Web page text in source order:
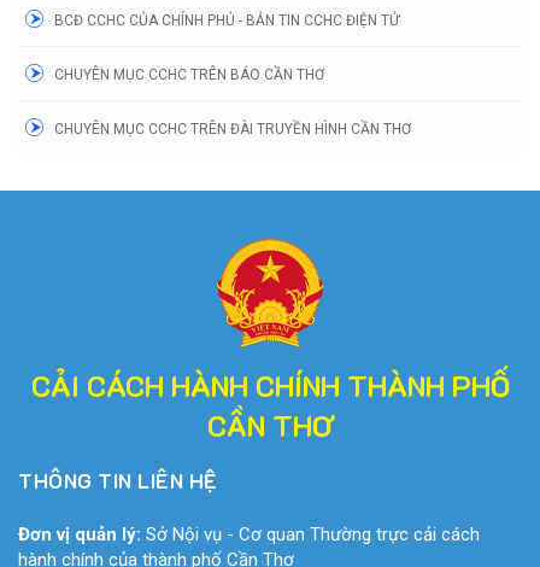
BCĐ CCHC CỦA CHÍNH PHỦ - BẢN TIN CCHC ĐIỆN TỬ
CHUYÊN MỤC CCHC TRÊN BÁO CẦN THƠ
CHUYÊN MỤC CCHC TRÊN ĐÀI TRUYỀN HÌNH CẦN THƠ
CẢI CÁCH HÀNH CHÍNH THÀNH PHỐ
CẦN THƠ
THÔNG TIN LIÊN HỆ
Đơn vị quản lý: Sở Nội vụ - Cơ quan Thường trực cải cách
hành chính của thành phố Cần Thơ